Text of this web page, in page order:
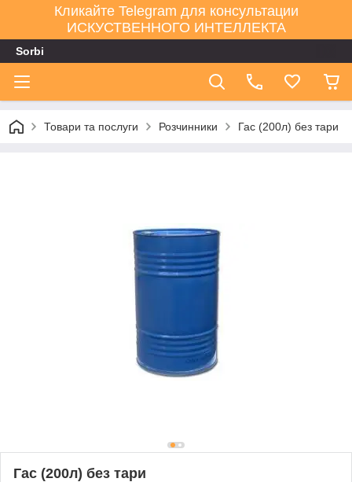
Кликайте Telegram для консультации
ИСКУСТВЕННОГО ИНТЕЛЛЕКТА
Sorbi
Товари та послуги Розчинники Гас (200л) без тари
Гас (200л) без тари